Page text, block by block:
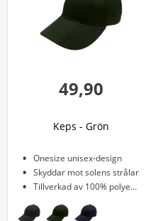
49,90
Keps - Grön
Onesize unisex-design
Skyddar mot solens strålar
Tillverkad av 100% polyester